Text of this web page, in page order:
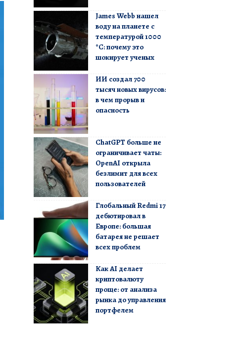
James Webb нашел
воду на планете с
температурой 1000
°C: почему это
шокирует ученых
ИИ создал 700
тысяч новых вирусов:
в чем прорыв и
опасность
ChatGPT больше не
ограничивает чаты:
OpenAI открыла
безлимит для всех
пользователей
Глобальный Redmi 17
дебютировал в
Европе: большая
батарея не решает
всех проблем
Как AI делает
криптовалюту
проще: от анализа
рынка до управления
портфелем